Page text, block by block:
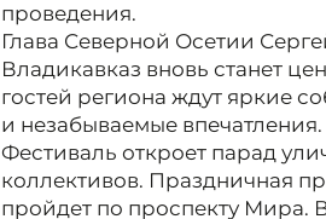
проведения.
Глава Северной Осетии
Владикавказ вновь станет
гостей региона ждут яркие
и незабываемые впечатления.
Фестиваль откроет парад
коллективов. Праздничная
пройдет по проспекту Мира.